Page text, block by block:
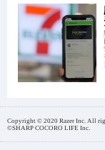
Copyright © 2020 Razer Inc. All
©SHARP COCORO LIFE Inc.